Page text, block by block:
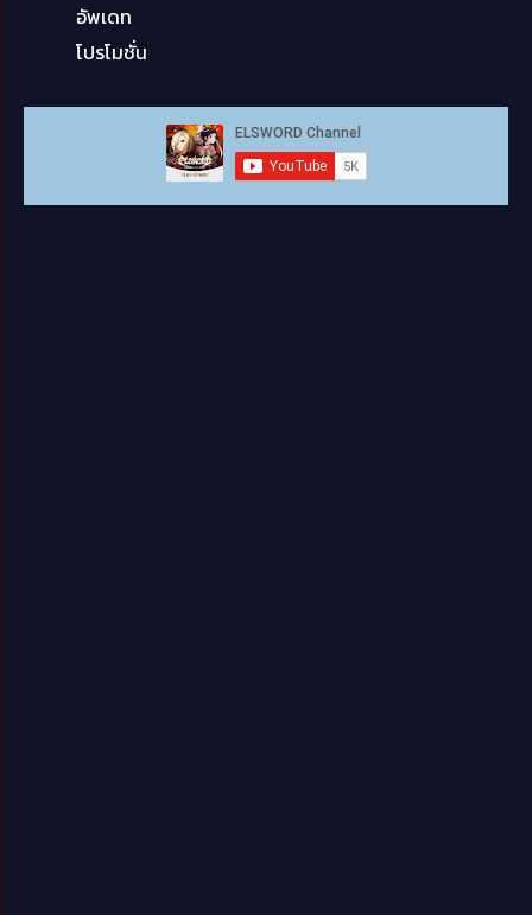
อัพเดท
โปรโมชั่น